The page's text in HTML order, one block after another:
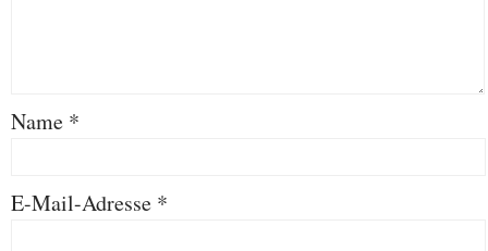
Name *
E-Mail-Adresse *